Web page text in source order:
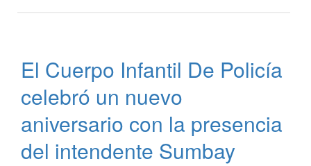
PARA
MUJERES
EMPRENDEDORAS
El Cuerpo Infantil De Policía
celebró un nuevo
aniversario con la presencia
del intendente Sumbay